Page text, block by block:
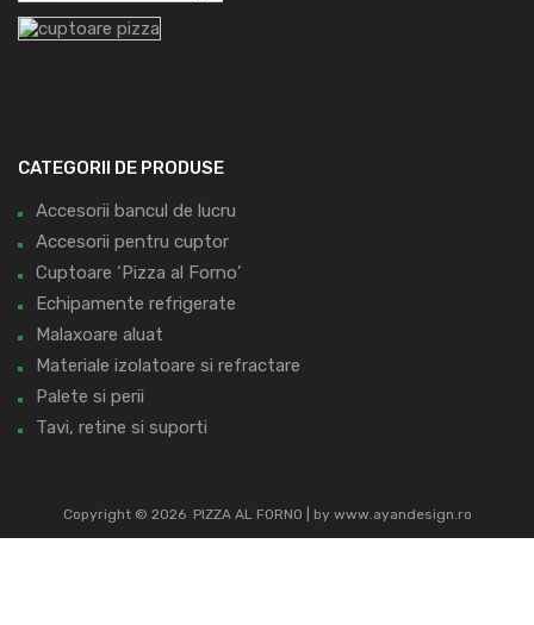
CATEGORII DE PRODUSE
Accesorii bancul de lucru
Accesorii pentru cuptor
Cuptoare ‘Pizza al Forno’
Echipamente refrigerate
Malaxoare aluat
Materiale izolatoare si refractare
Palete si perii
Tavi, retine si suporti
Copyright © 2026 PIZZA AL FORNO | by www.ayandesign.ro